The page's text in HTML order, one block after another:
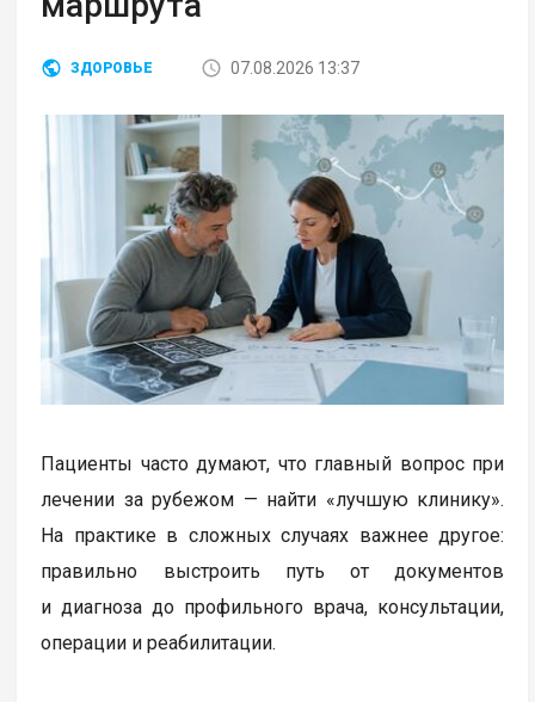
ЗДОРОВЬЕ 07.08.2026 13:37
Пациенты часто думают, что главный вопрос при
лечении за рубежом — найти «лучшую клинику».
На практике в сложных случаях важнее другое:
правильно выстроить путь от документов
и диагноза до профильного врача, консультации,
операции и реабилитации.